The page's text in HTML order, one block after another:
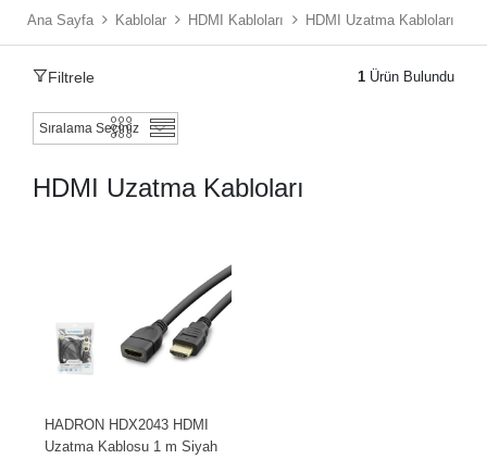
Ana Sayfa Kablolar HDMI Kabloları HDMI Uzatma Kabloları
Filtrele 1 Ürün Bulundu
HDMI Uzatma Kabloları
HADRON HDX2043 HDMI
Uzatma Kablosu 1 m Siyah